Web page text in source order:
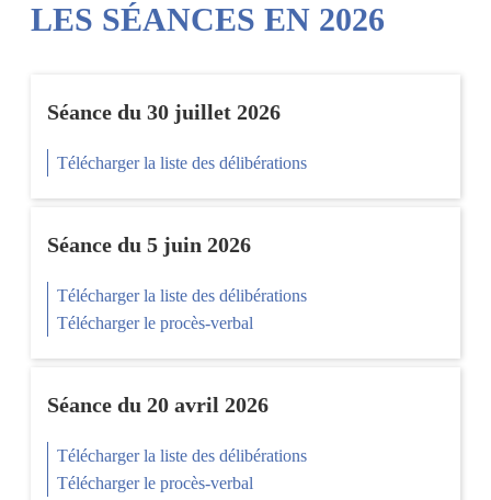
LES SÉANCES EN 2026
Séance du 30 juillet 2026
Télécharger la liste des délibérations
Séance du 5 juin 2026
Télécharger la liste des délibérations
Télécharger le procès-verbal
Séance du 20 avril 2026
Télécharger la liste des délibérations
Télécharger le procès-verbal